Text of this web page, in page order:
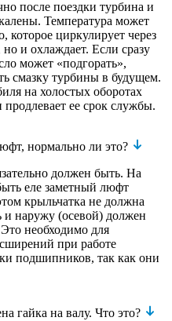
после поездки турбина и
Температура может
которое циркулирует через
и охлаждает. Если сразу
может «подгорать»,
смазку турбины в будущем.
на холостых оборотах
ее срок службы.
нормально ли это?
должен быть. На
еле заметный люфт
крыльчатка не должна
и наружу (осевой) должен
необходимо для
при работе
подшипников, так как они
гайка на валу. Что это?